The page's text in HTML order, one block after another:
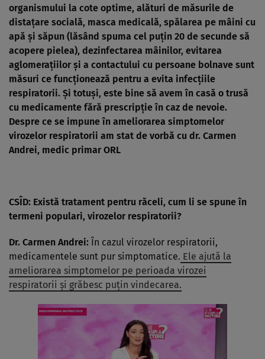
organismului la cote optime, alături de măsurile de
distațare socială, masca medicală, spălarea pe mâini cu
apă și săpun (lăsând spuma cel puțin 20 de secunde să
acopere pielea), dezinfectarea mâinilor, evitarea
aglomerațiilor și a contactului cu persoane bolnave sunt
măsuri ce funcționează pentru a evita infecțiile
respiratorii. Și totuși, este bine să avem în casă o trusă
cu medicamente fără prescripție în caz de nevoie.
Despre ce se impune în ameliorarea simptomelor
virozelor respiratorii am stat de vorbă cu dr. Carmen
Andrei, medic primar ORL
CSÎD: Există tratament pentru răceli, cum li se spune în
termeni populari, virozelor respiratorii?
Dr. Carmen Andrei: În cazul virozelor respiratorii,
medicamentele sunt pur simptomatice. Ele ajută la
ameliorarea simptomelor pe perioada virozei
respiratorii și grăbesc puțin vindecarea.